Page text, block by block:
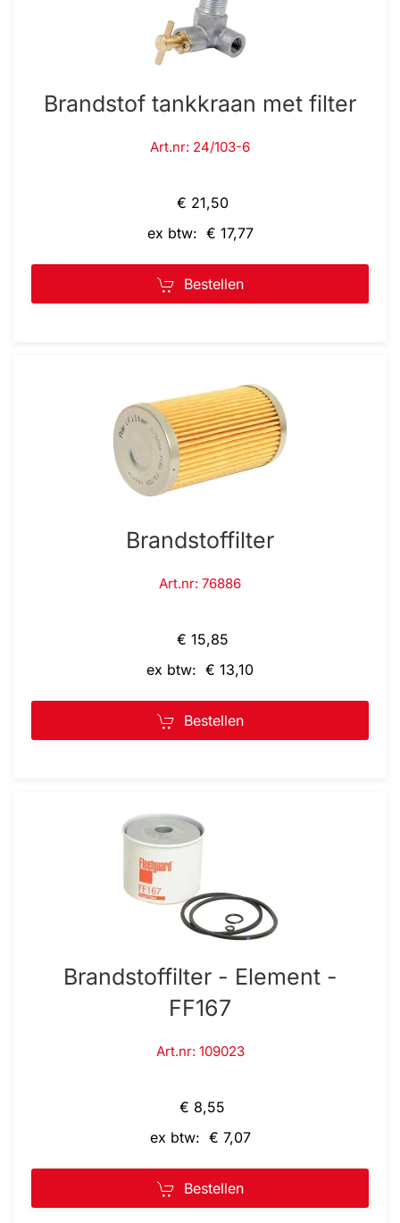
Brandstof tankkraan met filter
Art.nr: 24/103-6
€ 21,50
ex btw: € 17,77
Bestellen
Brandstoffilter
Art.nr: 76886
€ 15,85
ex btw: € 13,10
Bestellen
Brandstoffilter - Element -
FF167
Art.nr: 109023
€ 8,55
ex btw: € 7,07
Bestellen